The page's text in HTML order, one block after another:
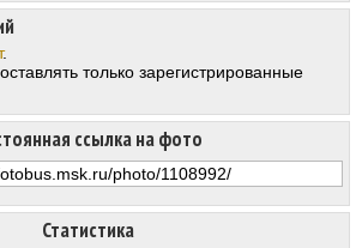
Статистика
ссылка на фото
.
только зарегистрированные